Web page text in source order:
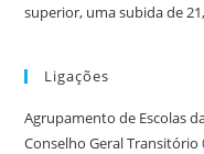
superior, uma subida de
Ligações
Agrupamento de Escolas
Conselho Geral Transitório